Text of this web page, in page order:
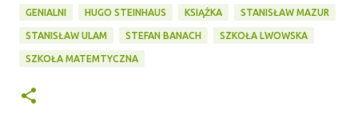
GENIALNI HUGO STEINHAUS KSIĄŻKA STANISŁAW MAZUR
STANISŁAW ULAM STEFAN BANACH SZKOŁA LWOWSKA
SZKOŁA MATEMTYCZNA